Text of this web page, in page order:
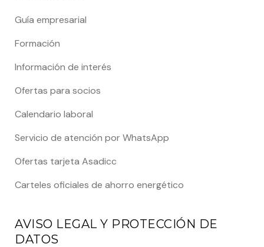
Guía empresarial
Formación
Información de interés
Ofertas para socios
Calendario laboral
Servicio de atención por WhatsApp
Ofertas tarjeta Asadicc
Carteles oficiales de ahorro energético
AVISO LEGAL Y PROTECCIÓN DE
DATOS